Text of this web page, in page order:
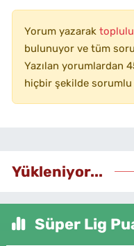
Yorum yazarak
bulunuyor ve tüm
Yazılan yorumlardan
hiçbir şekilde
Yükleniyor...
Süper Lig